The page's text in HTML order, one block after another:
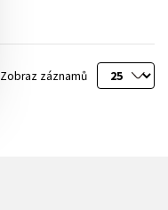
Zobraz záznamů